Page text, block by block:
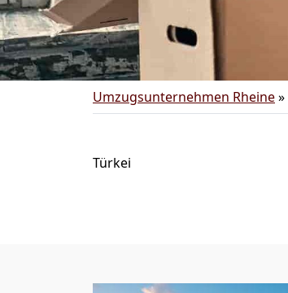
Umzugsunternehmen Rheine»
Türkei